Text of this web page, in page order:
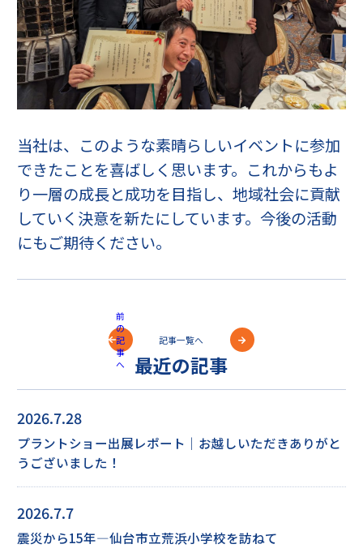
当社は、このような素晴らしいイベントに参加
できたことを喜ばしく思います。これからもよ
り一層の成長と成功を目指し、地域社会に貢献
していく決意を新たにしています。今後の活動
にもご期待ください。
前
の
記
事
へ
記事一覧へ
最近の記事
2026.7.28
プラントショー出展レポート｜お越しいただきありがと
うございました！
2026.7.7
震災から15年―仙台市立荒浜小学校を訪ねて